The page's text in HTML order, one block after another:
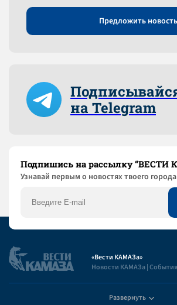
Предложить новость
на Telegram
Подпишись на рассылку “ВЕСТИ
Узнaвай первым о новостях твоего
«Вести КАМАЗа»
Новости КАМАЗа |
Развернуть